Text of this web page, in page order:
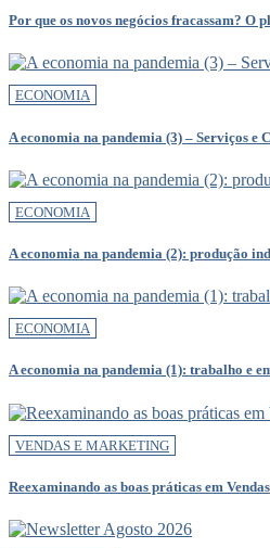
Por que os novos negócios fracassam? O
ECONOMIA
A economia na pandemia (3) – Serviços e
ECONOMIA
A economia na pandemia (2): produção
ECONOMIA
A economia na pandemia (1): trabalho e
VENDAS E MARKETING
Reexaminando as boas práticas em Vendas